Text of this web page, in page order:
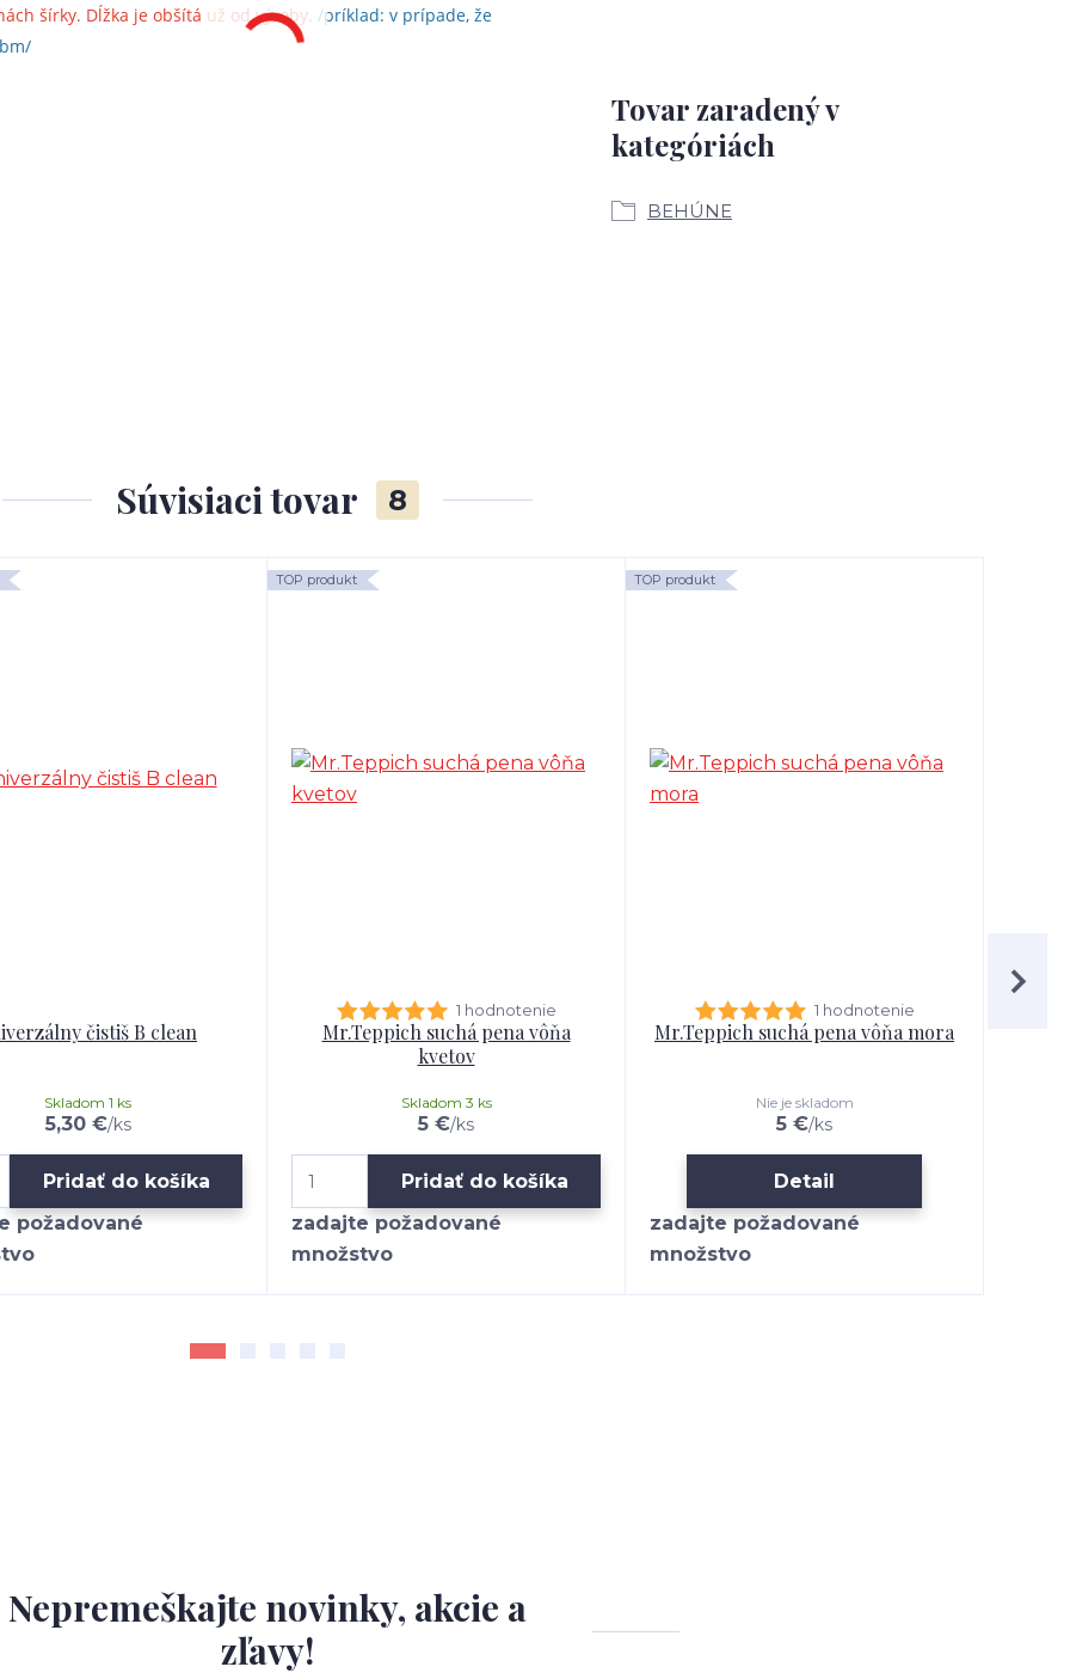
šírky. Dĺžka je obšítá už od výroby. /príklad: v prípade, že
Tovar zaradený v
kategóriách
BEHÚNE
Súvisiaci tovar 8
čistiš B clean
5,30 €/ks
Skladom 1 ks
Pridať do košíka
TOP produkt
1 hodnotenie
Mr.Teppich suchá pena vôňa
kvetov
5 €/ks
Skladom 3 ks
Pridať do košíka
TOP produkt
1 hodnotenie
Mr.Teppich suchá pena vôňa mora
5 €/ks
Nie je skladom
Detail
Nepremeškajte novinky, akcie a
zľavy!